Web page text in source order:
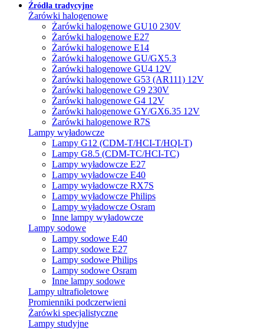
Źródła tradycyjne
Żarówki halogenowe
Żarówki halogenowe GU10 230V
Żarówki halogenowe E27
Żarówki halogenowe E14
Żarówki halogenowe GU/GX5.3
Żarówki halogenowe GU4 12V
Żarówki halogenowe G53 (AR111) 12V
Żarówki halogenowe G9 230V
Żarówki halogenowe G4 12V
Żarówki halogenowe GY/GX6.35 12V
Żarówki halogenowe R7S
Lampy wyładowcze
Lampy G12 (CDM-T/HCI-T/HQI-T)
Lampy G8.5 (CDM-TC/HCI-TC)
Lampy wyładowcze E27
Lampy wyładowcze E40
Lampy wyładowcze RX7S
Lampy wyładowcze Philips
Lampy wyładowcze Osram
Inne lampy wyładowcze
Lampy sodowe
Lampy sodowe E40
Lampy sodowe E27
Lampy sodowe Philips
Lampy sodowe Osram
Inne lampy sodowe
Lampy ultrafioletowe
Promienniki podczerwieni
Żarówki specjalistyczne
Lampy studyjne